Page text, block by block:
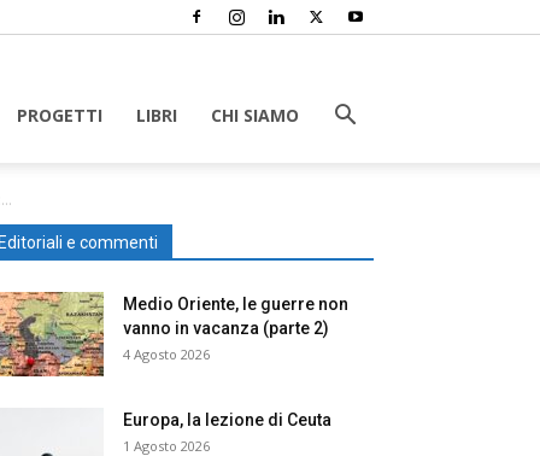
PROGETTI LIBRI CHI SIAMO
Editoriali e commenti
Medio Oriente, le guerre non
vanno in vacanza (parte 2)
4 Agosto 2026
Europa, la lezione di Ceuta
1 Agosto 2026